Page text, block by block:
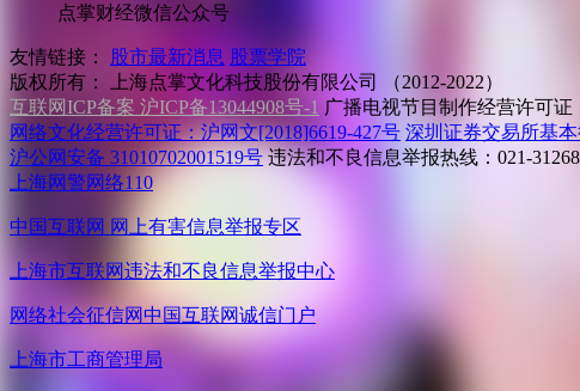
点掌财经微信公众号
友情链接： 股市最新消息 股票学院
版权所有：
上海点掌文化科技股份有限公司 （2012-2022）
互联网ICP备案 沪ICP备13044908号-1 广播电视节目制作经营许可证
网络文化经营许可证：沪网文[2018]6619-427号 深圳证券交易所基
沪公网安备 31010702001519号 违法和不良信息举报热线：021-
上海网警网络110
中国互联网 网上有害信息举报专区
上海市互联网违法和不良信息举报中心
网络社会征信网中国互联网诚信门户
上海市工商管理局